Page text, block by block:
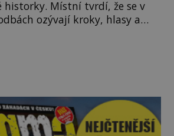
historky. Místní tvrdí, že se v
ozývají kroky, hlasy a
v oknech nebo o
který člověka vyžene ven během
Jenže svě